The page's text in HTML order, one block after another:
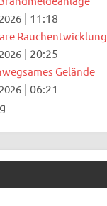
| 11:18
Rauchentwicklung
| 20:25
Gelände
|06:21